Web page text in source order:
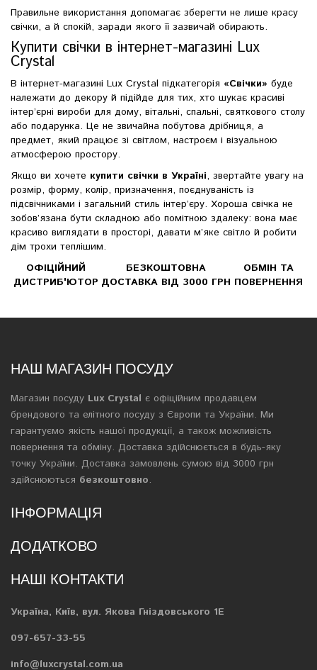
Правильне використання допомагає зберегти не лише красу
свічки, а й спокій, заради якого її зазвичай обирають.
Купити свічки в інтернет-магазині Lux
Crystal
В інтернет-магазині Lux Crystal підкатегорія «Свічки» буде
належати до декору й підійде для тих, хто шукає красиві
інтер’єрні вироби для дому, вітальні, спальні, святкового столу
або подарунка. Це не звичайна побутова дрібниця, а
предмет, який працює зі світлом, настроєм і візуальною
атмосферою простору.
Якщо ви хочете купити свічки в Україні, звертайте увагу на
розмір, форму, колір, призначення, поєднуваність із
підсвічниками і загальний стиль інтер’єру. Хороша свічка не
зобов’язана бути складною або помітною здалеку: вона має
красиво виглядати в просторі, давати м’яке світло й робити
дім трохи теплішим.
ОФІЦІЙНИЙ
ДИСТРИБ'ЮТОР
БЕЗКОШТОВНА
ДОСТАВКА ВІД 3000 ГРН
ОБМІН ТА
ПОВЕРНЕННЯ
НАШ МАГАЗИН ПОСУДУ
Магазин посуду Lux Crystal є офіційним продавцем
брендового та елітного посуду з Європи та України. Ми
гарантуємо якість нашої продукції, а також можливість
повернення та обміну. Доставка здійснюється в будь-яку
точку України. Доставка замовлень сумою від 3000 грн
здійснюються безкоштовно.
ІНФОРМАЦІЯ
ДОДАТКОВО
НАШІ КОНТАКТИ
Україна, Київ, вул. Якова Гніздовського 1Е
097-657-33-55
info@luxcrystal.com.ua